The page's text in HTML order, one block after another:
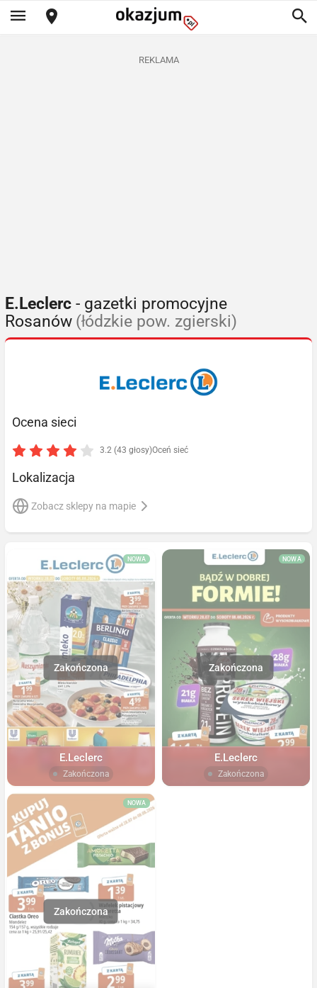
REKLAMA
E.Leclerc - gazetki promocyjne
Rosanów (łódzkie pow. zgierski)
Ocena sieci
3.2 (43 głosy)Oceń sieć
Lokalizacja
Zobacz sklepy na mapie
NOWA
E.Leclerc
Zakończona
NOWA
E.Leclerc
Zakończona
NOWA